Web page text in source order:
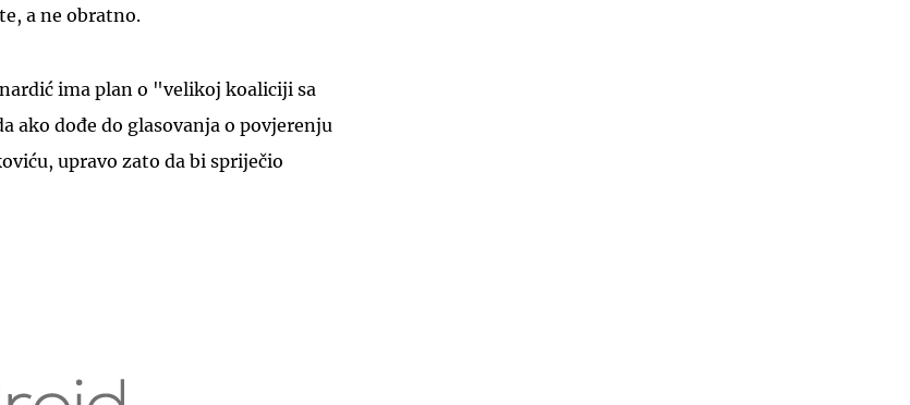
a ne obratno.
ima plan o "velikoj koaliciji sa
ako dođe do glasovanja o povjerenju
upravo zato da bi spriječio